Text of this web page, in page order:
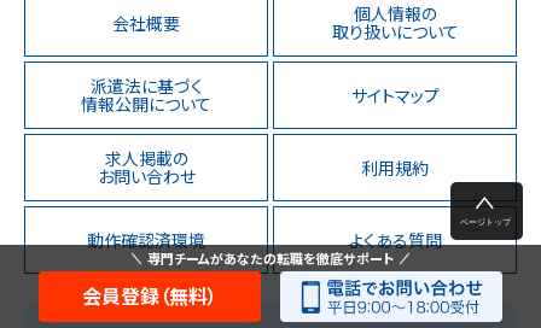
会社概要 個人情報の
取り扱いについて
派遣法に基づく
情報公開について サイトマップ
求人掲載の
お問い合わせ 利用規約
動作確認済環境 よくある質問
専門チームがあなたの転職を徹底サポート
会員登録（無料）